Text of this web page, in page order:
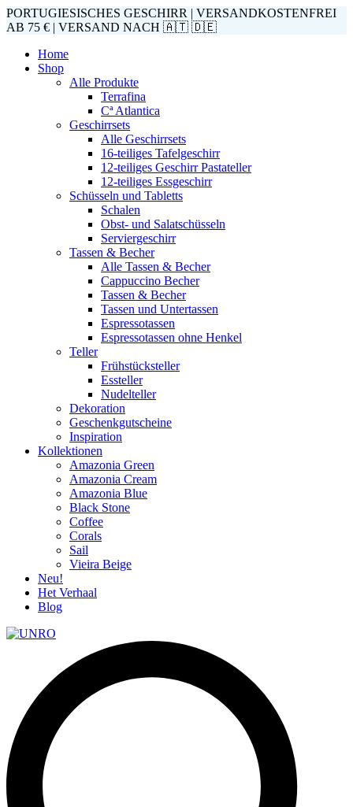
PORTUGIESISCHES GESCHIRR | VERSANDKOSTENFREI
AB 75 € | VERSAND NACH 🇦🇹 🇩🇪
Home
Shop
Alle Produkte
Terrafina
Cª Atlantica
Geschirrsets
Alle Geschirrsets
16-teiliges Tafelgeschirr
12-teiliges Geschirr Pastateller
12-teiliges Essgeschirr
Schüsseln und Tabletts
Schalen
Obst- und Salatschüsseln
Serviergeschirr
Tassen & Becher
Alle Tassen & Becher
Cappuccino Becher
Tassen & Becher
Tassen und Untertassen
Espressotassen
Espressotassen ohne Henkel
Teller
Frühstücksteller
Essteller
Nudelteller
Dekoration
Geschenkgutscheine
Inspiration
Kollektionen
Amazonia Green
Amazonia Cream
Amazonia Blue
Black Stone
Coffee
Corals
Sail
Vieira Beige
Neu!
Het Verhaal
Blog